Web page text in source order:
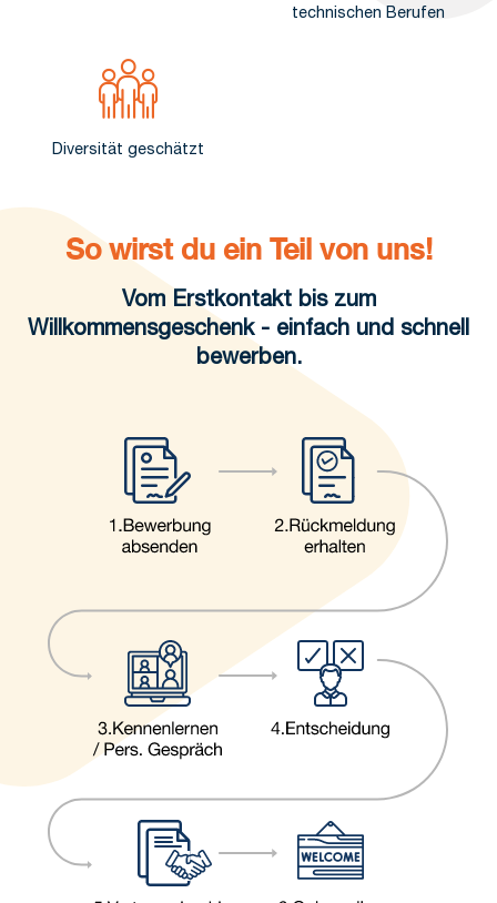
technischen Berufen
Diversität geschätzt
So wirst du ein Teil von uns!
Vom Erstkontakt bis zum
Willkommensgeschenk - einfach und schnell
bewerben.